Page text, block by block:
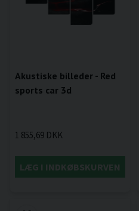
Akustiske billeder - Red
sports car 3d
1 855,69 DKK
LÆG I INDKØBSKURVEN